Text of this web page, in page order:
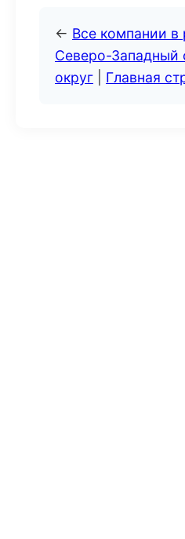
← Все компании в
Северо-Западный
округ
Главная